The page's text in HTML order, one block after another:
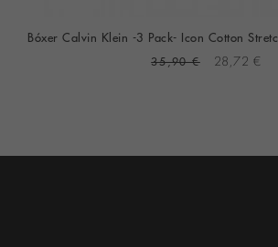
35,90 € 28,72 €